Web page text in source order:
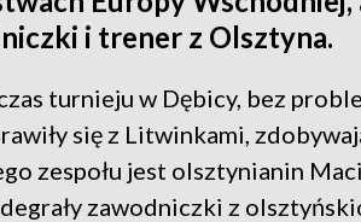
i trener z Olsztyna.
turnieju w Dębicy, bez
się z Litwinkami,
zespołu jest olsztynianin
zawodniczki z